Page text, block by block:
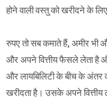
होने वाली वस्तु को खरीदने के
रुपए तो सब कमाते हैं, अमीर भी
और अपने वित्तीय फैसले लेता है
और लायबिलिटी के बीच के
खरीदता है। उसके अपने वित्तीय